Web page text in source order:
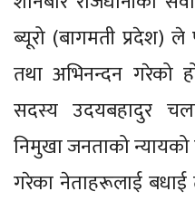
ब्यूरो (बागमती प्रदेश)
तथा अभिनन्दन गरेको
सदस्य उदयबहादुर
निमुखा जनताको
गरेका नेताहरूलाई